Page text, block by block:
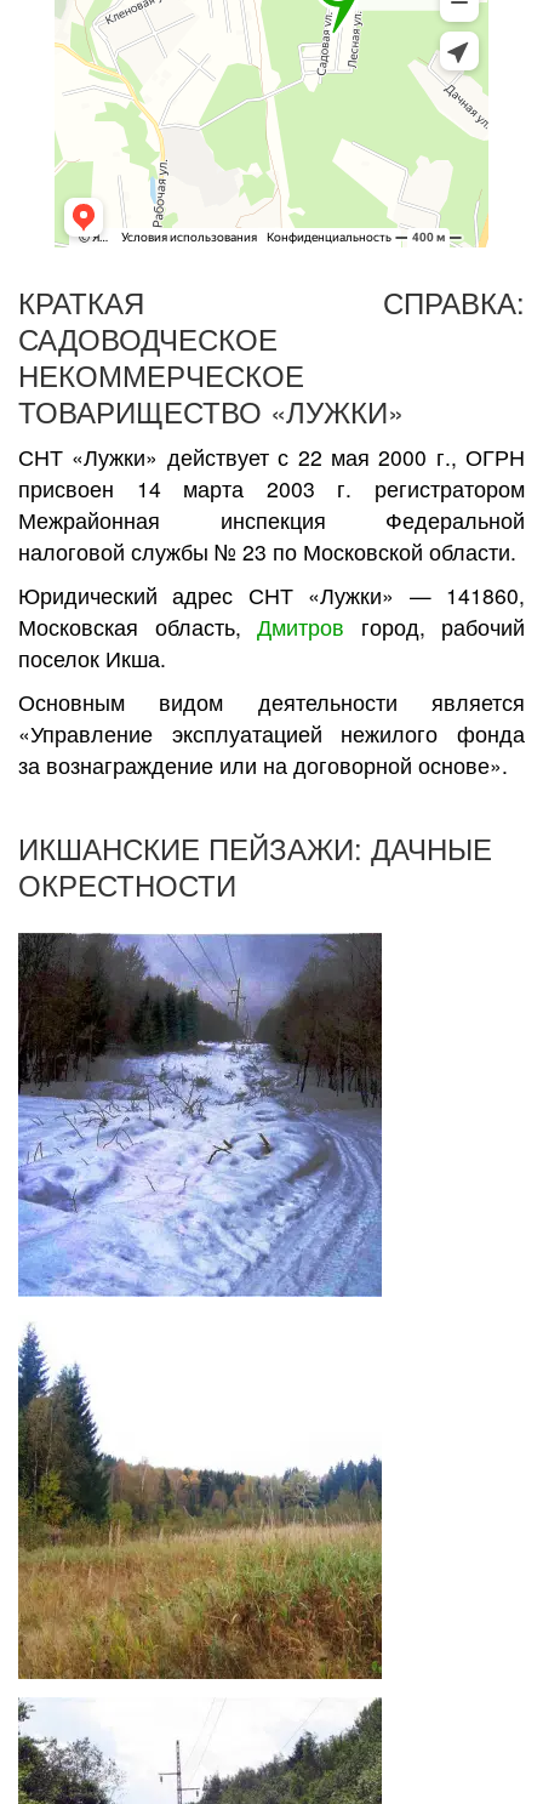
КРАТКАЯ СПРАВКА:
САДОВОДЧЕСКОЕ
НЕКОММЕРЧЕСКОЕ
ТОВАРИЩЕСТВО «ЛУЖКИ»
СНТ «Лужки» действует с 22 мая 2000 г., ОГРН
присвоен 14 марта 2003 г. регистратором
Межрайонная инспекция Федеральной
налоговой службы № 23 по Московской области.
Юридический адрес СНТ «Лужки» — 141860,
Московская область, Дмитров город, рабочий
поселок Икша.
Основным видом деятельности является
«Управление эксплуатацией нежилого фонда
за вознаграждение или на договорной основе».
ИКШАНСКИЕ ПЕЙЗАЖИ: ДАЧНЫЕ
ОКРЕСТНОСТИ